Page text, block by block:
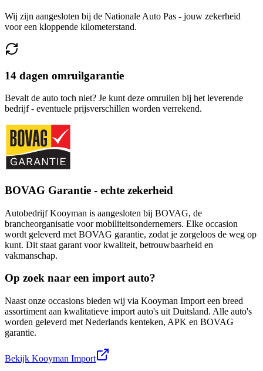
Wij zijn aangesloten bij de Nationale Auto Pas - jouw zekerheid
voor een kloppende kilometerstand.
14 dagen omruilgarantie
Bevalt de auto toch niet? Je kunt deze omruilen bij het leverende
bedrijf - eventuele prijsverschillen worden verrekend.
BOVAG Garantie - echte zekerheid
Autobedrijf Kooyman is aangesloten bij BOVAG, de
brancheorganisatie voor mobiliteitsondernemers. Elke occasion
wordt geleverd met BOVAG garantie, zodat je zorgeloos de weg op
kunt. Dit staat garant voor kwaliteit, betrouwbaarheid en
vakmanschap.
Op zoek naar een import auto?
Naast onze occasions bieden wij via Kooyman Import een breed
assortiment aan kwalitatieve import auto's uit Duitsland. Alle auto's
worden geleverd met Nederlands kenteken, APK en BOVAG
garantie.
Bekijk Kooyman Import